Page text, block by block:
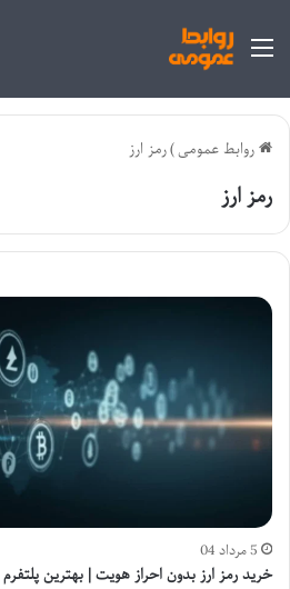
منو
روابط عمومی)رمز ارز
رمز ارز
5 مرداد 04
خرید رمز ارز بدون احراز هویت | بهترین